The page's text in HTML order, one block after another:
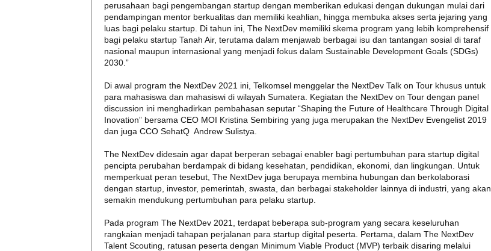
perusahaan bagi pengembangan startup dengan memberikan edukasi dengan dukungan mulai dari
pendampingan mentor berkualitas dan memiliki keahlian, hingga membuka akses serta jejaring yang
luas bagi pelaku startup. Di tahun ini, The NextDev memiliki skema program yang lebih komprehensif
bagi pelaku startup Tanah Air, terutama dalam menjawab berbagai isu dan tantangan sosial di taraf
nasional maupun internasional yang menjadi fokus dalam Sustainable Development Goals (SDGs)
2030.”
Di awal program the NextDev 2021 ini, Telkomsel menggelar the NextDev Talk on Tour khusus untuk
para mahasiswa dan mahasiswi di wilayah Sumatera. Kegiatan the NextDev on Tour dengan panel
discussion ini menghadirkan pembahasan seputar “Shaping the Future of Healthcare Through Digital
Inovation” bersama CEO MOI Kristina Sembiring yang juga merupakan the NextDev Evengelist 2019
dan juga CCO SehatQ Andrew Sulistya.
The NextDev didesain agar dapat berperan sebagai enabler bagi pertumbuhan para startup digital
pencipta perubahan berdampak di bidang kesehatan, pendidikan, ekonomi, dan lingkungan. Untuk
memperkuat peran tesebut, The NextDev juga berupaya membina hubungan dan berkolaborasi
dengan startup, investor, pemerintah, swasta, dan berbagai stakeholder lainnya di industri, yang akan
semakin mendukung pertumbuhan para pelaku startup.
Pada program The NextDev 2021, terdapat beberapa sub-program yang secara keseluruhan
rangkaian menjadi tahapan perjalanan para startup digital peserta. Pertama, dalam The NextDev
Talent Scouting, ratusan peserta dengan Minimum Viable Product (MVP) terbaik disaring melalui